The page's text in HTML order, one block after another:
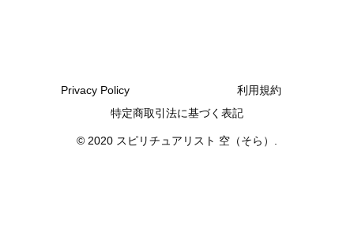
Privacy Policy
利用規約
特定商取引法に基づく表記
© 2020 スピリチュアリスト 空（そら）.